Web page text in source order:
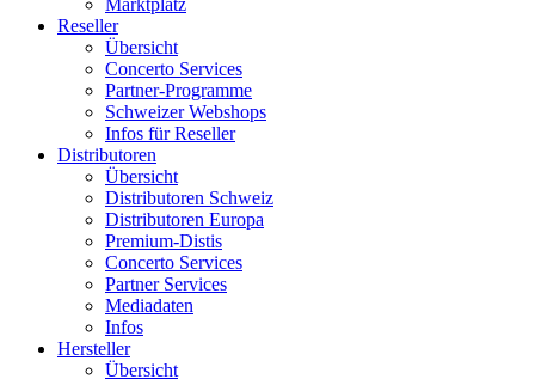
Marktplatz
Reseller
Übersicht
Concerto Services
Partner-Programme
Schweizer Webshops
Infos für Reseller
Distributoren
Übersicht
Distributoren Schweiz
Distributoren Europa
Premium-Distis
Concerto Services
Partner Services
Mediadaten
Infos
Hersteller
Übersicht